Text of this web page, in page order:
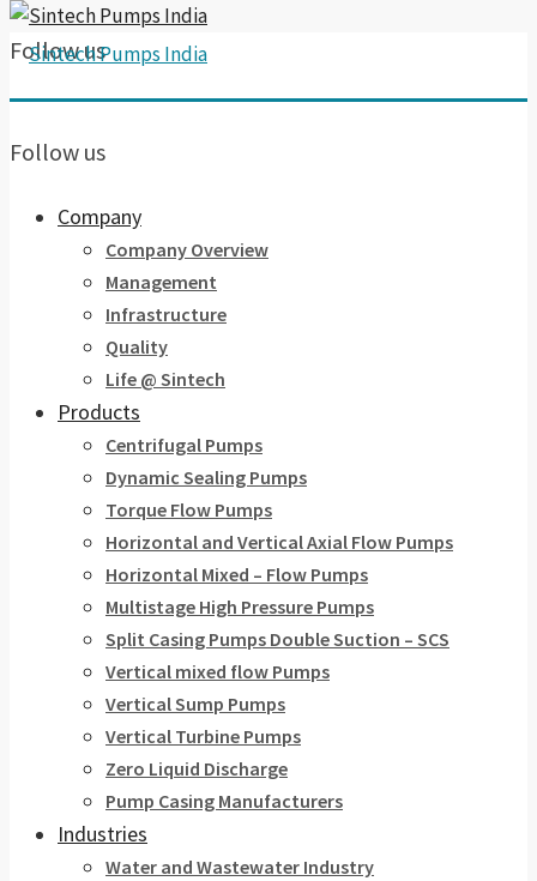
Follow us
Follow us
Company
Company Overview
Management
Infrastructure
Quality
Life @ Sintech
Products
Centrifugal Pumps
Dynamic Sealing Pumps
Torque Flow Pumps
Horizontal and Vertical Axial Flow Pumps
Horizontal Mixed – Flow Pumps
Multistage High Pressure Pumps
Split Casing Pumps Double Suction – SCS
Vertical mixed flow Pumps
Vertical Sump Pumps
Vertical Turbine Pumps
Zero Liquid Discharge
Pump Casing Manufacturers
Industries
Water and Wastewater Industry